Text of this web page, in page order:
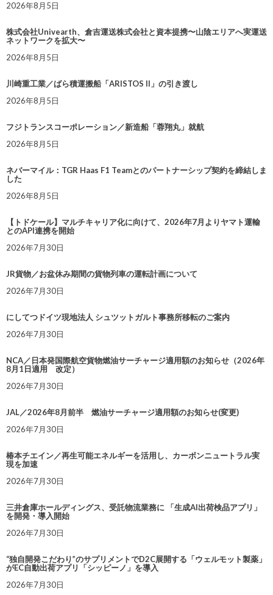
2026年8月5日
株式会社Univearth、倉吉運送株式会社と資本提携〜山陰エリアへ実運送
ネットワークを拡大〜
2026年8月5日
川崎重工業／ばら積運搬船「ARISTOS II」の引き渡し
2026年8月5日
フジトランスコーポレーション／新造船「蓉翔丸」就航
2026年8月5日
ネバーマイル：TGR Haas F1 Teamとのパートナーシップ契約を締結しま
した
2026年8月5日
【トドケール】マルチキャリア化に向けて、2026年7月よりヤマト運輸
とのAPI連携を開始
2026年7月30日
JR貨物／お盆休み期間の貨物列車の運転計画について
2026年7月30日
にしてつドイツ現地法人 シュツットガルト事務所移転のご案内
2026年7月30日
NCA／日本発国際航空貨物燃油サーチャージ適用額のお知らせ（2026年
8月1日適用 改定）
2026年7月30日
JAL／2026年8月前半 燃油サーチャージ適用額のお知らせ(変更)
2026年7月30日
椿本チエイン／再生可能エネルギーを活用し、カーボンニュートラル実
現を加速
2026年7月30日
三井倉庫ホールディングス、受託物流業務に 「生成AI出荷検品アプリ」
を開発・導入開始
2026年7月30日
“独自開発こだわり”のサプリメントでD2C展開する「ウェルモット製薬」
がEC自動出荷アプリ「シッピーノ」を導入
2026年7月30日